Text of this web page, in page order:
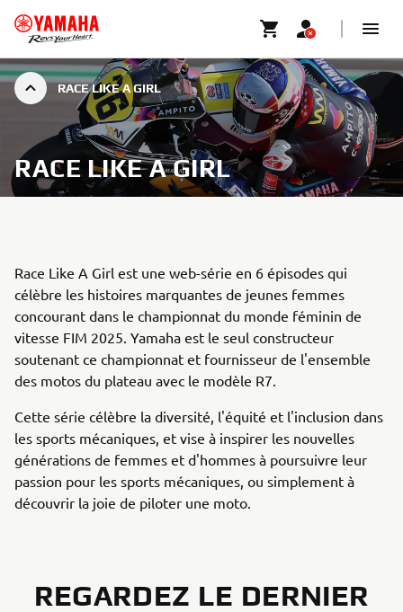
RACE LIKE A GIRL
RACE LIKE A GIRL
Race Like A Girl est une web-série en 6 épisodes qui
célèbre les histoires marquantes de jeunes femmes
concourant dans le championnat du monde féminin de
vitesse FIM 2025. Yamaha est le seul constructeur
soutenant ce championnat et fournisseur de l'ensemble
des motos du plateau avec le modèle R7.
Cette série célèbre la diversité, l'équité et l'inclusion dans
les sports mécaniques, et vise à inspirer les nouvelles
générations de femmes et d'hommes à poursuivre leur
passion pour les sports mécaniques, ou simplement à
découvrir la joie de piloter une moto.
REGARDEZ LE DERNIER